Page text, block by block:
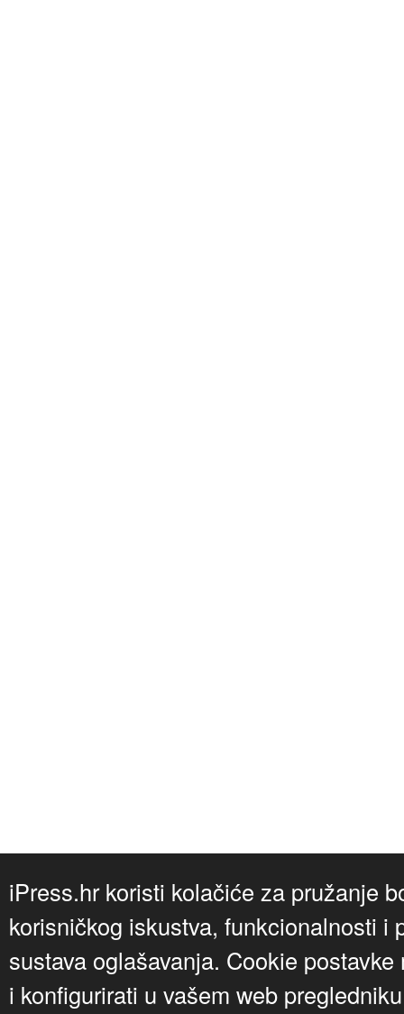
iPress.hr koristi kolačiće za pružanje
korisničkog iskustva, funkcionalnosti i
sustava oglašavanja. Cookie
i konfigurirati u vašem web